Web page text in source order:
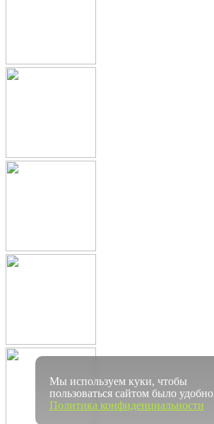
Мы используем куки, чтобы
пользоваться сайтом было удобно
Политика конфиденциальности